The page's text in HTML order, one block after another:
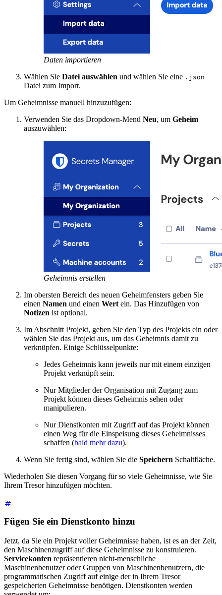
Daten importieren
Wählen Sie Datei auswählen und wählen Sie eine .json
Datei zum Import.
Um Geheimnisse manuell hinzuzufügen:
Verwenden Sie das Dropdown-Menü Neu, um Geheim
auszuwählen:
Geheimnis erstellen
Im obersten Bereich des neuen Geheimfensters geben Sie
einen Namen und einen Wert ein. Das Hinzufügen von
Notizen ist optional.
Im Abschnitt Projekt, geben Sie den Typ des Projekts ein oder
wählen Sie das Projekt aus, um das Geheimnis damit zu
verknüpfen. Einige Schlüsselpunkte:
Jedes Geheimnis kann jeweils nur mit einem einzigen
Projekt verknüpft sein.
Nur Mitglieder der Organisation mit Zugang zum
Projekt können dieses Geheimnis sehen oder
manipulieren.
Nur Dienstkonten mit Zugriff auf das Projekt können
einen Weg für die Einspeisung dieses Geheimnisses
schaffen (bald mehr dazu).
Wenn Sie fertig sind, wählen Sie die Speichern Schaltfläche.
Wiederholen Sie diesen Vorgang für so viele Geheimnisse, wie Sie
Ihrem Tresor hinzufügen möchten.
Fügen Sie ein Dienstkonto hinzu
Jetzt, da Sie ein Projekt voller Geheimnisse haben, ist es an der Zeit,
den Maschinenzugriff auf diese Geheimnisse zu konstruieren.
Servicekonten repräsentieren nicht-menschliche
Maschinenbenutzer oder Gruppen von Maschinenbenutzern, die
programmatischen Zugriff auf einige der in Ihrem Tresor
gespeicherten Geheimnisse benötigen. Dienstkonten werden